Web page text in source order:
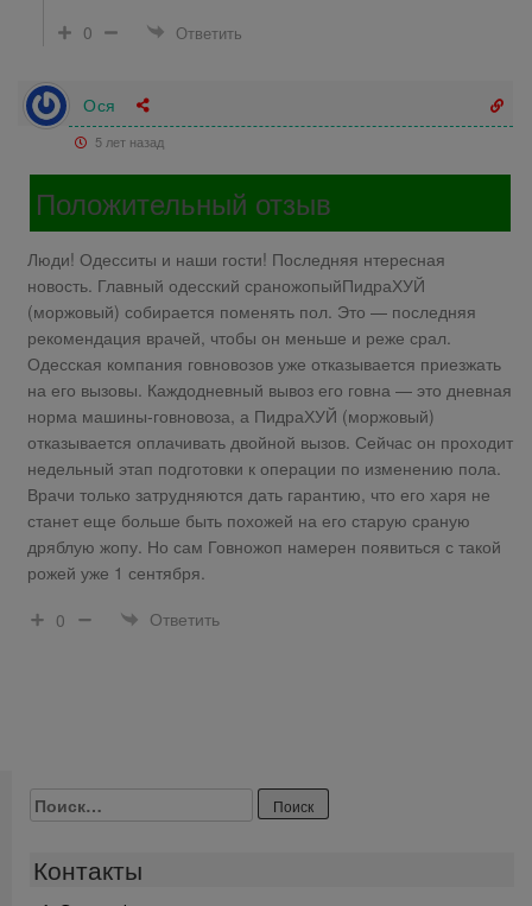
0
Ответить
Ося
5 лет назад
Положительный отзыв
Люди! Одесситы и наши гости! Последняя нтересная
новость. Главный одесский сраножопыйПидраХУЙ
(моржовый) собирается поменять пол. Это — последняя
рекомендация врачей, чтобы он меньше и реже срал.
Одесская компания говновозов уже отказывается приезжать
на его вызовы. Каждодневный вывоз его говна — это дневная
норма машины-говновоза, а ПидраХУЙ (моржовый)
отказывается оплачивать двойной вызов. Сейчас он проходит
недельный этап подготовки к операции по изменению пола.
Врачи только затрудняются дать гарантию, что его харя не
станет еще больше быть похожей на его старую сраную
дряблую жопу. Но сам Говножоп намерен появиться с такой
рожей уже 1 сентября.
0
Ответить
Найти:
Контакты